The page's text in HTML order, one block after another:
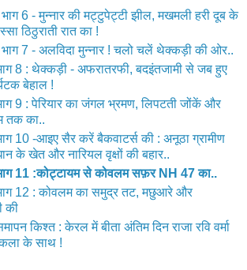
6 - मुन्नार की मट्टुपेट्टी झील, मखमली हरी दूब के
ठिठुराती रात का !
7 - अलविदा मुन्नार ! चलो चलें थेक्कड़ी की ओर..
8 : थेक्कड़ी - अफरातरफी, बदइंतजामी से जब हुए
बेहाल !
9 : पेरियार का जंगल भ्रमण, लिपटती जोंकें और
तक का..
10 -आइए सैर करें बैकवाटर्स की : अनूठा ग्रामीण
के खेत और नारियल वृक्षों की बहार..
11 :कोट्टायम से कोवलम सफ़र NH 47 का..
12 : कोवलम का समुद्र तट, मछुआरे और
की
किश्त : केरल में बीता अंतिम दिन राजा रवि वर्मा
के साथ !